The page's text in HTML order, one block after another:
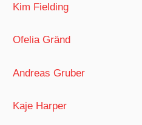
Kim Fielding
Ofelia Gränd
Andreas Gruber
Kaje Harper